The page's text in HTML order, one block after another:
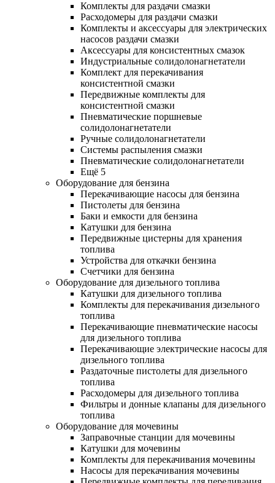
Комплекты для раздачи смазки
Расходомеры для раздачи смазки
Комплекты и аксессуары для электрических
насосов раздачи смазки
Аксессуары для консистентных смазок
Индустриальные солидолонагнетатели
Комплект для перекачивания
консистентной смазки
Передвижные комплекты для
консистентной смазки
Пневматические поршневые
солидолонагнетатели
Ручные солидолонагнетатели
Системы распыления смазки
Пневматические солидолонагнетатели
Ещё 5
Оборудование для бензина
Перекачивающие насосы для бензина
Пистолеты для бензина
Баки и емкости для бензина
Катушки для бензина
Передвижные цистерны для хранения
топлива
Устройства для откачки бензина
Счетчики для бензина
Оборудование для дизельного топлива
Катушки для дизельного топлива
Комплекты для перекачивания дизельного
топлива
Перекачивающие пневматические насосы
для дизельного топлива
Перекачивающие электрические насосы для
дизельного топлива
Раздаточные пистолеты для дизельного
топлива
Расходомеры для дизельного топлива
Фильтры и донные клапаны для дизельного
топлива
Оборудование для мочевины
Заправочные станции для мочевины
Катушки для мочевины
Комплекты для перекачивания мочевины
Насосы для перекачивания мочевины